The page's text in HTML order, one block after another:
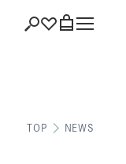
ショッピング
TOP NEWS